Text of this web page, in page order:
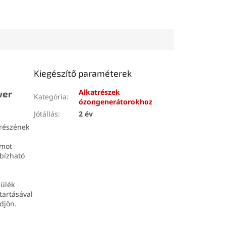
Kiegészítő paraméterek
Kategória:
Alkatrészek
ózongenerátorokhoz
Jótállás: 2 év